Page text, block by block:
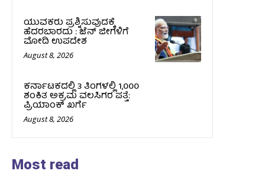
ಯುವಕರು ಪ್ರಶ್ನಿಸುವುದಕ್ಕೆ
ಹೆದರಬಾರದು : ಜೆನ್‌ ಜೀಗಳಿಗೆ
ಮೋದಿ ಉಪದೇಶ
August 8, 2026
ಕರ್ನಾಟಕದಲ್ಲಿ 3 ತಿಂಗಳಲ್ಲಿ 1,000
ಶಂಕಿತ ಅಕ್ರಮ ವಲಸಿಗರ ಪತ್ತೆ:
ಪ್ರಿಯಾಂಕ್‌ ಖರ್ಗೆ
August 8, 2026
Most read